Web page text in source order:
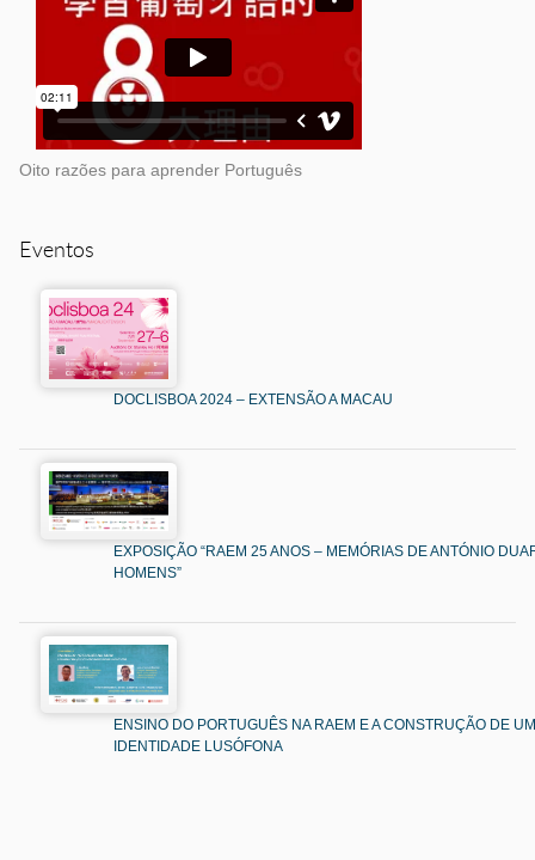
Oito razões para aprender Português
Eventos
DOCLISBOA 2024 – EXTENSÃO A MACAU
EXPOSIÇÃO “RAEM 25 ANOS – MEMÓRIAS DE ANTÓNIO
HOMENS”
ENSINO DO PORTUGUÊS NA RAEM E A CONSTRUÇÃO DE
IDENTIDADE LUSÓFONA